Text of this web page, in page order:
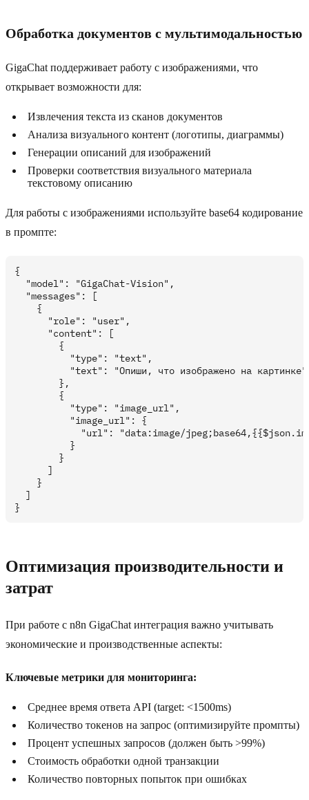
Обработка документов с мультимодальностью
GigaChat поддерживает работу с изображениями, что
открывает возможности для:
Извлечения текста из сканов документов
Анализа визуального контент (логотипы, диаграммы)
Генерации описаний для изображений
Проверки соответствия визуального материала
текстовому описанию
Для работы с изображениями используйте base64 кодирование
в промпте:
{
  "model": "GigaChat-Vision",
  "messages": [
    {
      "role": "user",
      "content": [
        {
          "type": "text",
          "text": "Опиши, что изображено на картинке"
        },
        {
          "type": "image_url",
          "image_url": {
"url": "data:image/
          }
        }
      ]
    }
  ]
Оптимизация производительности и
затрат
При работе с n8n GigaChat интеграция важно учитывать
экономические и производственные аспекты:
Ключевые метрики для мониторинга:
Среднее время ответа API (target: <1500ms)
Количество токенов на запрос (оптимизируйте промпты)
Процент успешных запросов (должен быть >99%)
Стоимость обработки одной транзакции
Количество повторных попыток при ошибках